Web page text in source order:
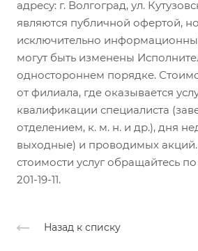
адресу: г. Волгоград, ул.
являются публичной офертой,
исключительно
могут быть изменены
одностороннем порядке.
от филиала, где оказывается
квалификации специалиста
отделением, к. м. н. и др.), дня
выходные) и проводимых
стоимости услуг обращайтесь
201-19-11.
Назад к списку